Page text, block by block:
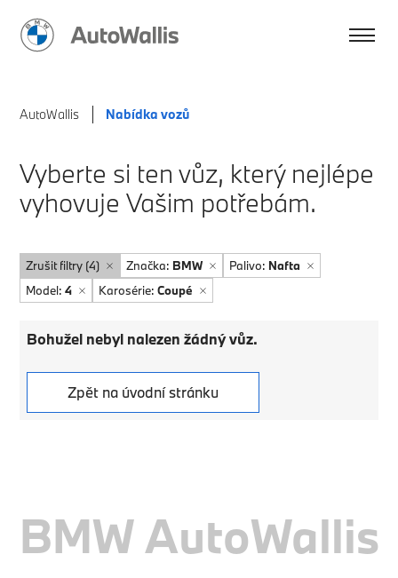
AutoWallis Nabídka vozů
Vyberte si ten vůz, který nejlépe
vyhovuje Vašim potřebám.
Zrušit filtry (4) Značka: BMW Palivo: Nafta
Model:4 Karosérie:Coupé
Bohužel nebyl nalezen žádný vůz.
Zpět na úvodní stránku
BMW AutoWallis